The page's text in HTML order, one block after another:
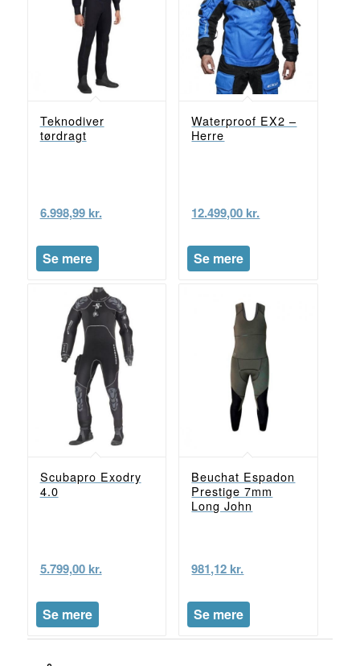
Teknodiver
tørdragt
6.998,99 kr.
Se mere
Waterproof EX2 –
Herre
12.499,00 kr.
Se mere
Scubapro Exodry
4.0
5.799,00 kr.
Se mere
Beuchat Espadon
Prestige 7mm
Long John
981,12 kr.
Se mere